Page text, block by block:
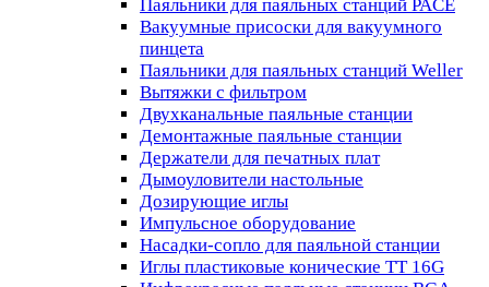
Паяльники для паяльных станций PACE
Вакуумные присоски для вакуумного
пинцета
Паяльники для паяльных станций Weller
Вытяжки с фильтром
Двухканальные паяльные станции
Демонтажные паяльные станции
Держатели для печатных плат
Дымоуловители настольные
Дозирующие иглы
Импульсное оборудование
Насадки-сопло для паяльной станции
Иглы пластиковые конические TT 16G